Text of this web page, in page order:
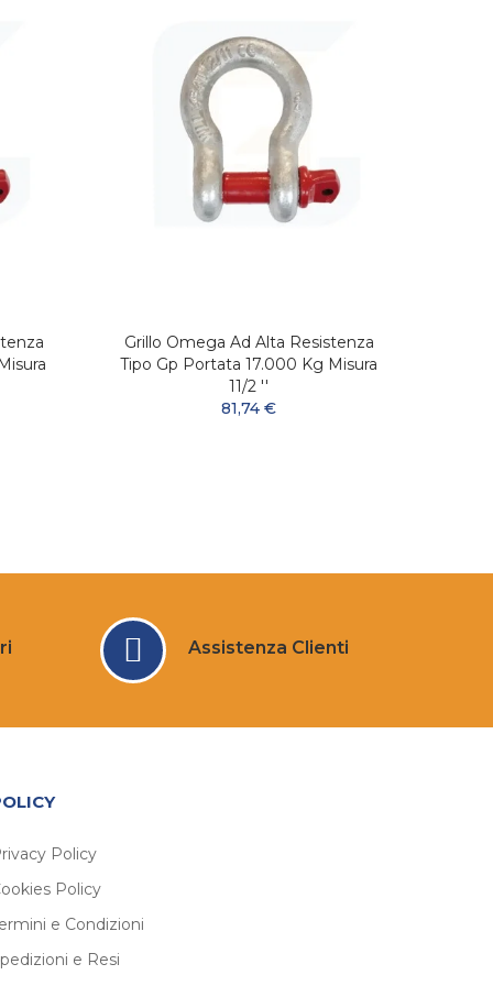
Grillo Omega Ad Alta Resistenza
Tipo Gp Portata 17.000 Kg Misura
11/2 ''
81,74 €
Assistenza Clienti
Policy
Policy
e Condizioni
e Resi